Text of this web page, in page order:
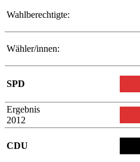
Wahlberechtigte:
Wähler/innen:
SPD
Ergebnis
2012
CDU